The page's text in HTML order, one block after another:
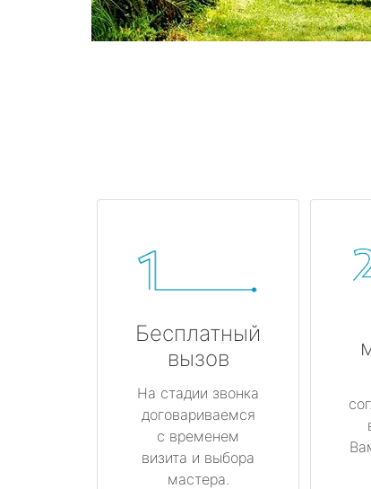
Бесплатный
вызов
На стадии звонка
договариваемся
с временем
визита и выбора
мастера.